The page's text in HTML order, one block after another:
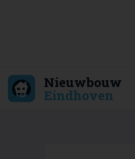
Nieuwbouw
Eindhoven